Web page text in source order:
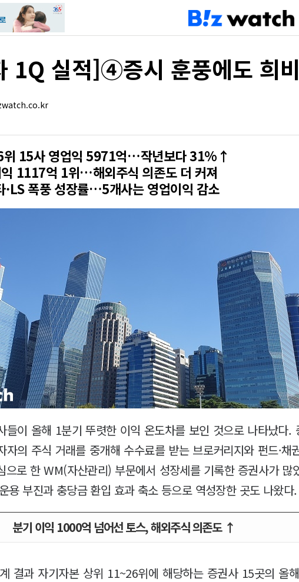
1Q 실적]④증시 훈풍에도 희
위 15사 영업익 5971억…작년보다 31%↑
1117억 1위…해외주식 의존도 더 커져
·LS 폭풍 성장률…5개사는 영업이익 감소
들이 올해 1분기 뚜렷한 이익 온도차를 보인 것으로 나타났다.
자의 주식 거래를 중개해 수수료를 받는 브로커리지와 펀드·채
으로 한 WM(자산관리) 부문에서 성장세를 기록한 증권사가 많
용 부진과 충당금 환입 효과 축소 등으로 역성장한 곳도 나왔다.
분기 이익 1000억 넘어선 토스, 해외주식 의존도 ↑
결과 자기자본 상위 11~26위에 해당하는 증권사 15곳의 올